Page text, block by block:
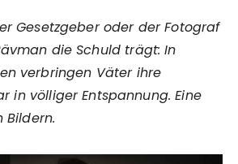
Gesetzgeber oder der Fotograf
die Schuld trägt: In
verbringen Väter ihre
in völliger Entspannung. Eine
Bildern.